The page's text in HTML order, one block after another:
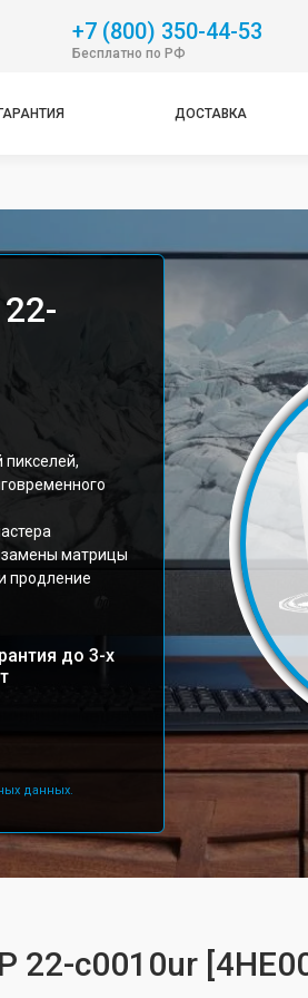
+7 (800) 350-44-53
Бесплатно по РФ
ГАРАНТИЯ ДОСТАВКА
пикселей,
матрицы
продление
до 3-х
данных.
22-c0010ur